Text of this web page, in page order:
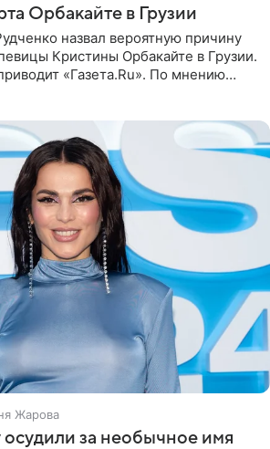
Орбакайте в Грузии
назвал вероятную причину
Кристины Орбакайте в Грузии.
«Газета.Ru». По мнению
Жарова
осудили за необычное имя